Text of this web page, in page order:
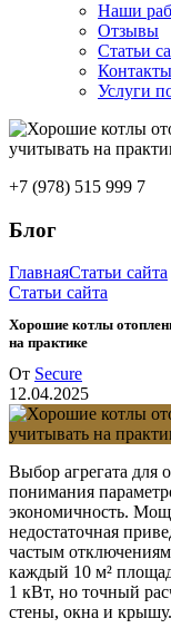
Наши
Отзывы
Статьи
Контакты
Услуги
+7 (978) 515 999 7
Блог
ГлавнаяСтатьи сайта
Статьи сайта
Хорошие котлы
на практике
От Secure
12.04.2025
Выбор агрегата для
понимания
экономичность.
недостаточная
частым
каждый 10 м²
1 кВт, но точный
стены, окна и крышу.